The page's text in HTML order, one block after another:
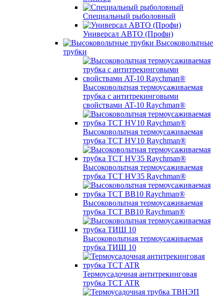
Специальный рыболовный
Универсал АВТО (Профи)
Высоковольтные
трубки
Высоковольтная термоусаживаемая
трубка с антитрекинговыми
свойствами AT-10 Raychman®
Высоковольтная термоусаживаемая
трубка TCT HV10 Raychman®
Высоковольтная термоусаживаемая
трубка TCT HV35 Raychman®
Высоковольтная термоусаживаемая
трубка TCT BB10 Raychman®
Высоковольтная термоусаживаемая
трубка ТИШ 10
Термоусадочная антитрекинговая
трубка TCT ATR